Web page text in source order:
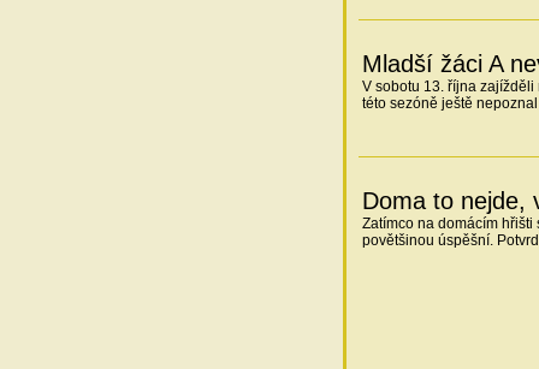
Mladší žáci A
V sobotu 13. října zajížděli
této sezóně ještě
Doma to nejde,
Zatímco na domácím
povětšinou úspěšní.